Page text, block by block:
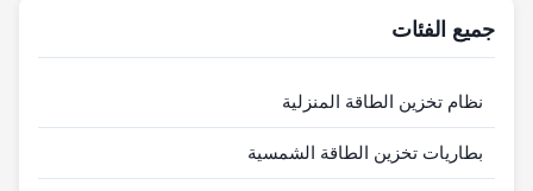
جميع الفئات
نظام تخزين الطاقة المنزلية
بطاريات تخزين الطاقة الشمسية